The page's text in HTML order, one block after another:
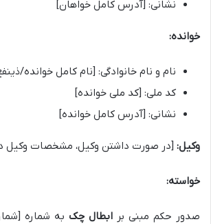
نشانی: [آدرس کامل خواهان]
خوانده:
نام و نام خانوادگی: [نام کامل خوانده/
کد ملی: [کد ملی خوانده]
نشانی: [آدرس کامل خوانده]
وکیل: [در صورت داشتن وکیل، مشخصات وکیل
خواسته:
صدور حکم مبنی بر ابطال چک به شماره